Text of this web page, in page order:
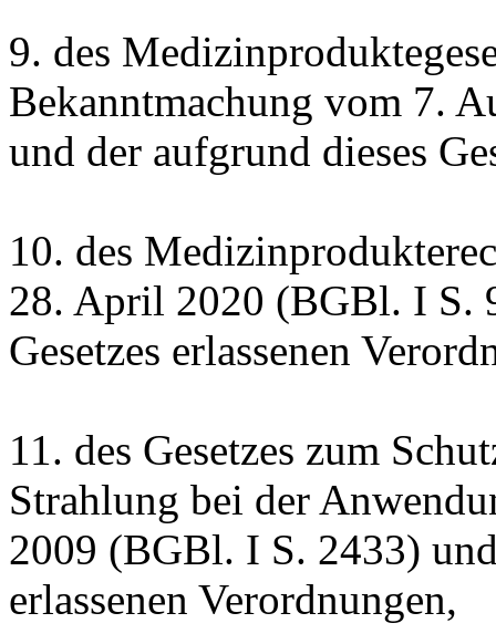
9. des
Bekanntmachung vom 7.
und der aufgrund dieses
10. des
28. April 2020 (BGBl. I S.
Gesetzes erlassenen
11. des Gesetzes zum
Strahlung bei der
2009 (BGBl. I S. 2433)
erlassenen Verordnungen,